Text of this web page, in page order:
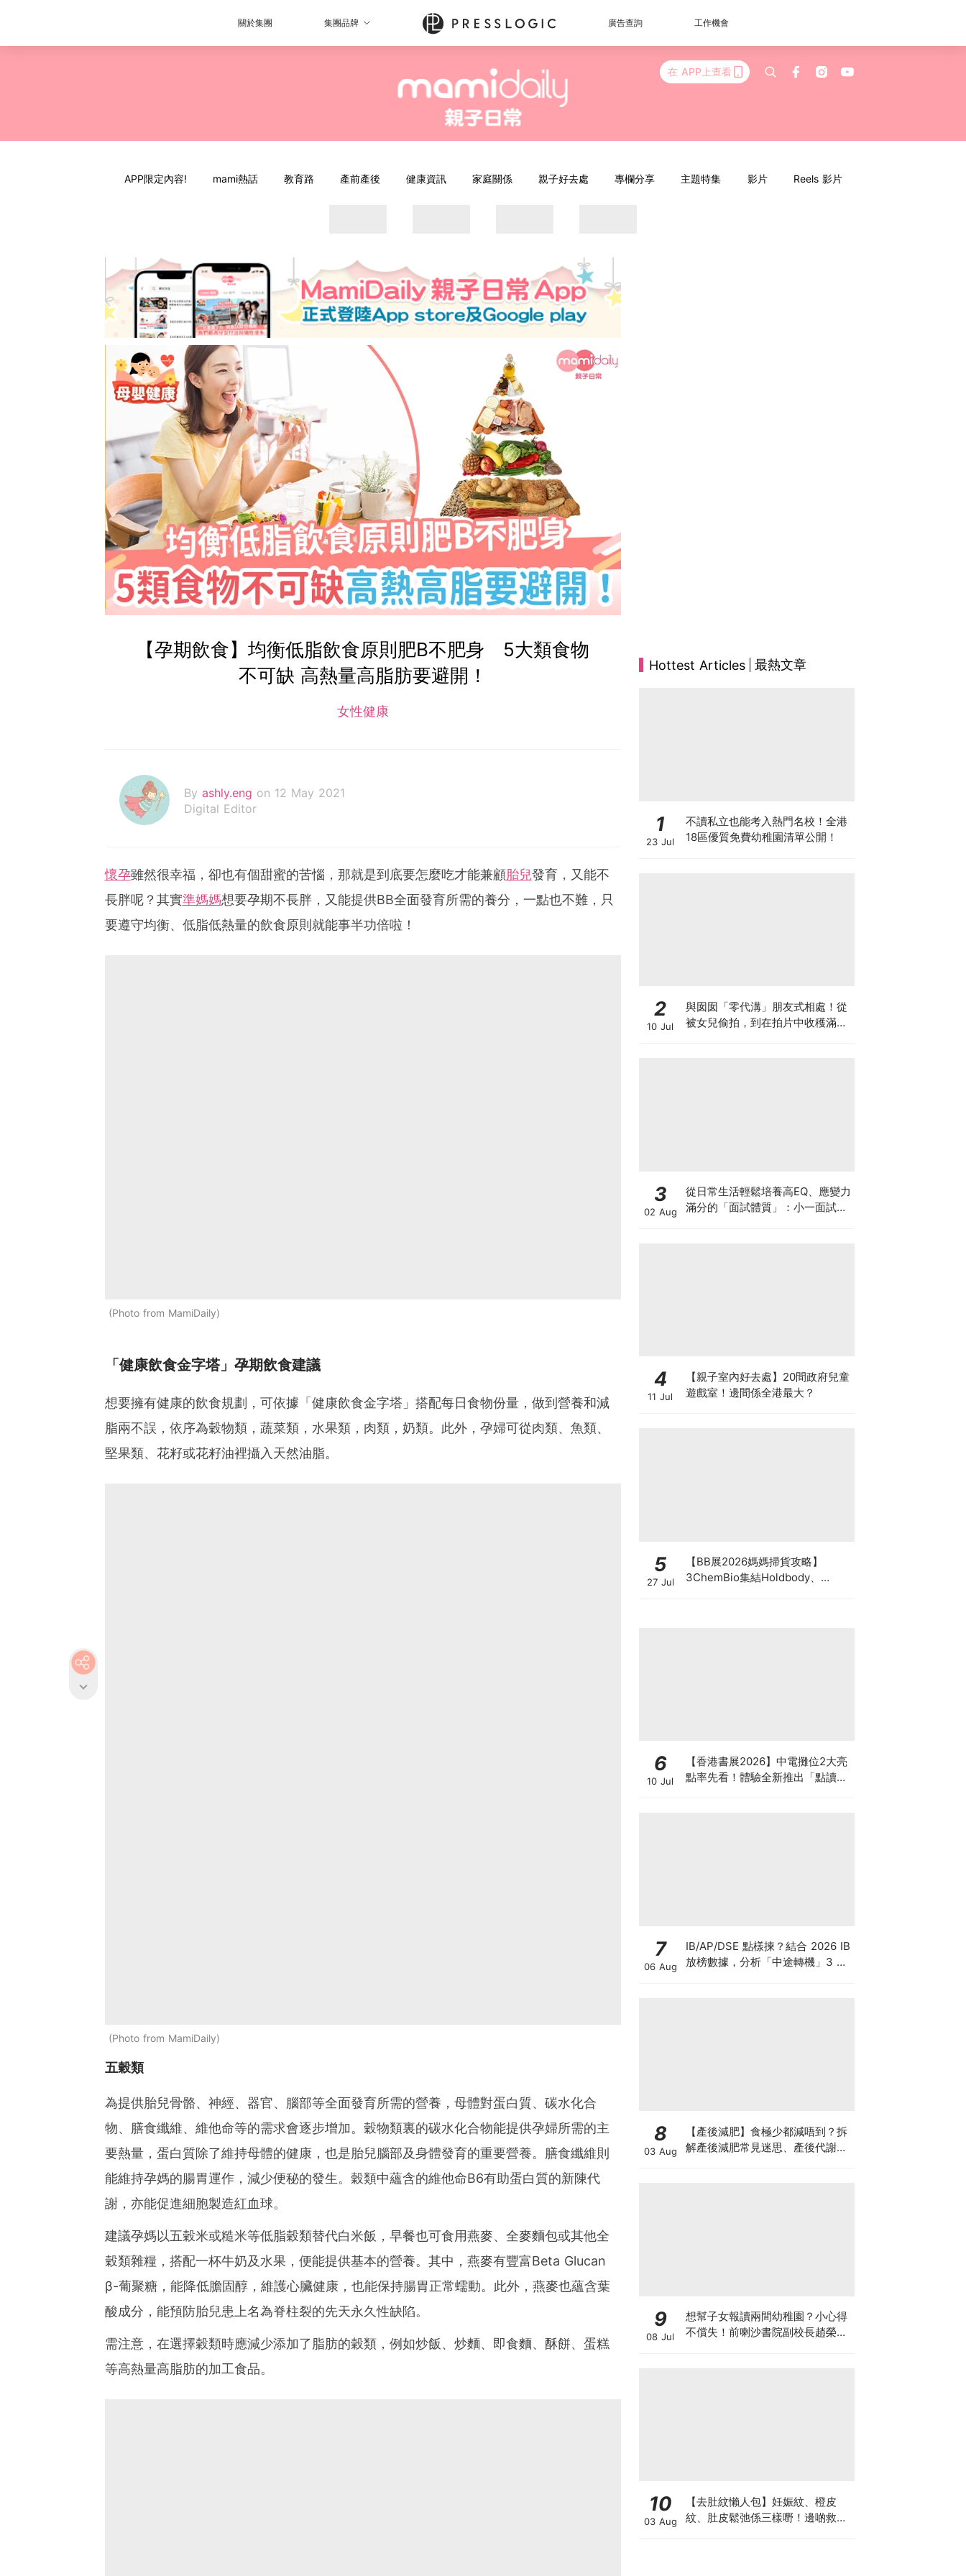
關於集團 集團品牌 廣告查詢 工作機會
在 APP上查看
APP限定內容! mami熱話 教育路 產前產後 健康資訊 家庭關係 親子好去處 專欄分享 主題特集 影片 Reels 影片
【孕期飲食】均衡低脂飲食原則肥B不肥身 5大類食物
不可缺 高熱量高脂肪要避開！
女性健康
By ashly.eng on 12 May 2021
Digital Editor
懷孕雖然很幸福，卻也有個甜蜜的苦惱，那就是到底要怎麼吃才能兼顧胎兒發育，又能不
長胖呢？其實準媽媽想要孕期不長胖，又能提供BB全面發育所需的養分，一點也不難，只
要遵守均衡、低脂低熱量的飲食原則就能事半功倍啦！
Photo from MamiDaily
「健康飲食金字塔」孕期飲食建議
想要擁有健康的飲食規劃，可依據「健康飲食金字塔」搭配每日食物份量，做到營養和減
脂兩不誤，依序為穀物類，蔬菜類，水果類，肉類，奶類。此外，孕婦可從肉類、魚類、
堅果類、花籽或花籽油裡攝入天然油脂。
Photo from MamiDaily
五穀類
為提供胎兒骨骼、神經、器官、腦部等全面發育所需的營養，母體對蛋白質、碳水化合
物、膳食纖維、維他命等的需求會逐步增加。穀物類裏的碳水化合物能提供孕婦所需的主
要熱量，蛋白質除了維持母體的健康，也是胎兒腦部及身體發育的重要營養。膳食纖維則
能維持孕媽的腸胃運作，減少便秘的發生。穀類中蘊含的維他命B6有助蛋白質的新陳代
謝，亦能促進細胞製造紅血球。
建議孕媽以五穀米或糙米等低脂穀類替代白米飯，早餐也可食用燕麥、全麥麵包或其他全
穀類雜糧，搭配一杯牛奶及水果，便能提供基本的營養。其中，燕麥有豐富Beta Glucan
β-葡聚糖，能降低膽固醇，維護心臟健康，也能保持腸胃正常蠕動。此外，燕麥也蘊含葉
酸成分，能預防胎兒患上名為脊柱裂的先天永久性缺陷。
需注意，在選擇穀類時應減少添加了脂肪的穀類，例如炒飯、炒麵、即食麵、酥餅、蛋糕
等高熱量高脂肪的加工食品。
Hottest Articles 最熱文章
1
23 Jul
不讀私立也能考入熱門名校！全港
18區優質免費幼稚園清單公開！
2
10 Jul
與囡囡「零代溝」朋友式相處！從
被女兒偷拍，到在拍片中收穫滿足
3
02 Aug
從日常生活輕鬆培養高EQ、應變力
滿分的「面試體質」：小一面試最
4
11 Jul
【親子室內好去處】20間政府兒童
遊戲室！邊間係全港最大？
5
27 Jul
【BB展2026媽媽掃貨攻略】
3ChemBio集結Holdbody、
6
10 Jul
【香港書展2026】中電攤位2大亮
點率先看！體驗全新推出「點讀故
7
06 Aug
IB/AP/DSE 點樣揀？結合 2026 IB
放榜數據，分析「中途轉機」3 大
8
03 Aug
【產後減肥】食極少都減唔到？拆
解產後減肥常見迷思、產後代謝、
9
08 Jul
想幫子女報讀兩間幼稚園？小心得
不償失！前喇沙書院副校長趙榮
10
03 Aug
【去肚紋懶人包】妊娠紋、橙皮
紋、肚皮鬆弛係三樣嘢！邊啲救得